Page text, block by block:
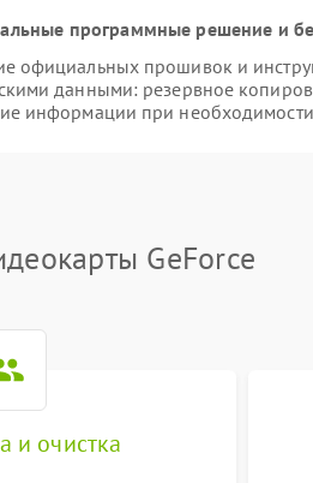
программные решение и
официальных прошивок и
данными: резервное
информации при необходимости
GeForce
и очистка